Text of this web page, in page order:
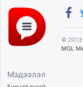
©
MGL
Мэдээлэл